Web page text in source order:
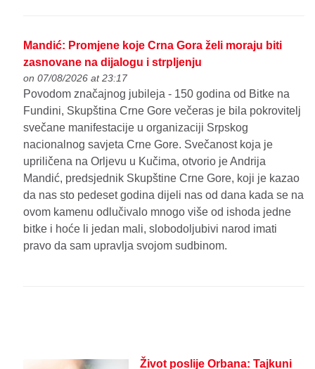
Mandić: Promjene koje Crna Gora želi moraju biti
zasnovane na dijalogu i strpljenju
on 07/08/2026 at 23:17
Povodom značajnog jubileja - 150 godina od Bitke na
Fundini, Skupština Crne Gore večeras je bila pokrovitelj
svečane manifestacije u organizaciji Srpskog
nacionalnog savjeta Crne Gore. Svečanost koja je
upriličena na Orljevu u Kučima, otvorio je Andrija
Mandić, predsjednik Skupštine Crne Gore, koji je kazao
da nas sto pedeset godina dijeli nas od dana kada se na
ovom kamenu odlučivalo mnogo više od ishoda jedne
bitke i hoće li jedan mali, slobodoljubivi narod imati
pravo da sam upravlja svojom sudbinom.
Život poslije Orbana: Tajkuni